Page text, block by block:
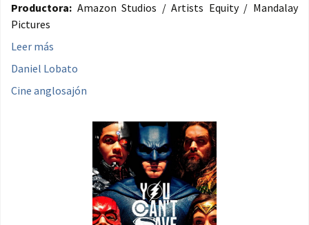
Productora: Amazon Studios / Artists Equity / Mandalay
Pictures
Leer más
Daniel Lobato
Cine anglosajón